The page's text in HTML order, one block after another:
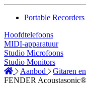
Portable Recorders
Hoofdtelefoons
MIDI-apparatuur
Studio Microfoons
Studio Monitors
Aanbod
Gitaren
FENDER